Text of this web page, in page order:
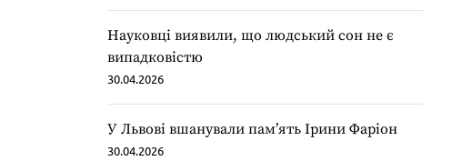
Науковці виявили, що людський сон не є
випадковістю
30.04.2026
У Львові вшанували пам’ять Ірини Фаріон
30.04.2026